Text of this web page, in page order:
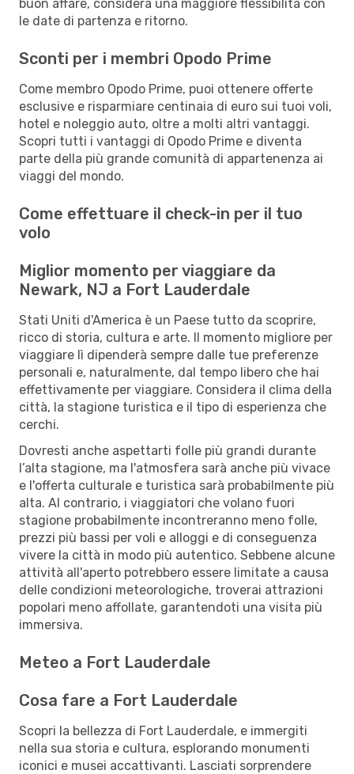
buon affare, considera una maggiore flessibilità con
le date di partenza e ritorno.
Sconti per i membri Opodo Prime
Come membro Opodo Prime, puoi ottenere offerte
esclusive e risparmiare centinaia di euro sui tuoi voli,
hotel e noleggio auto, oltre a molti altri vantaggi.
Scopri tutti i vantaggi di Opodo Prime e diventa
parte della più grande comunità di appartenenza ai
viaggi del mondo.
Come effettuare il check-in per il tuo
volo
Miglior momento per viaggiare da
Newark, NJ a Fort Lauderdale
Stati Uniti d'America è un Paese tutto da scoprire,
ricco di storia, cultura e arte. Il momento migliore per
viaggiare lì dipenderà sempre dalle tue preferenze
personali e, naturalmente, dal tempo libero che hai
effettivamente per viaggiare. Considera il clima della
città, la stagione turistica e il tipo di esperienza che
cerchi.
Dovresti anche aspettarti folle più grandi durante
l’alta stagione, ma l'atmosfera sarà anche più vivace
e l'offerta culturale e turistica sarà probabilmente più
alta. Al contrario, i viaggiatori che volano fuori
stagione probabilmente incontreranno meno folle,
prezzi più bassi per voli e alloggi e di conseguenza
vivere la città in modo più autentico. Sebbene alcune
attività all'aperto potrebbero essere limitate a causa
delle condizioni meteorologiche, troverai attrazioni
popolari meno affollate, garantendoti una visita più
immersiva.
Meteo a Fort Lauderdale
Cosa fare a Fort Lauderdale
Scopri la bellezza di Fort Lauderdale, e immergiti
nella sua storia e cultura, esplorando monumenti
iconici e musei accattivanti. Lasciati sorprendere